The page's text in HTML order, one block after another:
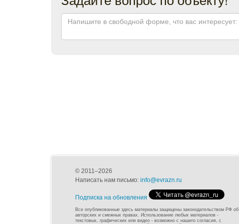
© 2011–2026
Написать нам письмо: info@evrazn.ru
Подписка на обновления
Все опубликованные здесь материалы защищены законодательством РФ об
авторских и смежных правах. Использование любых материалов -
текстовых, графических или видео - возможно с нашего согласия, с